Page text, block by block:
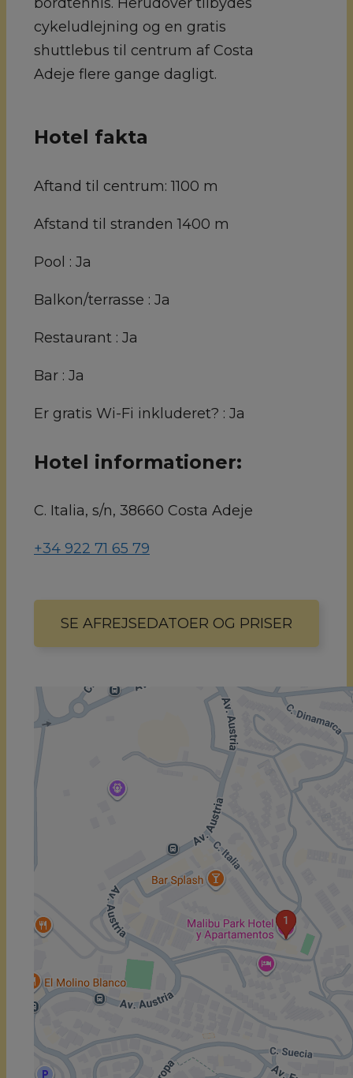
cykeludlejning og en gratis
shuttlebus til centrum af Costa
Adeje flere gange dagligt.
Hotel fakta
Aftand til centrum: 1100 m
Afstand til stranden 1400 m
Pool : Ja
Balkon/terrasse : Ja
Restaurant : Ja
Bar : Ja
Er gratis Wi-Fi inkluderet? : Ja
Hotel informationer:
C. Italia, s/n, 38660 Costa Adeje
+34 922 71 65 79
SE AFREJSEDATOER OG PRISER